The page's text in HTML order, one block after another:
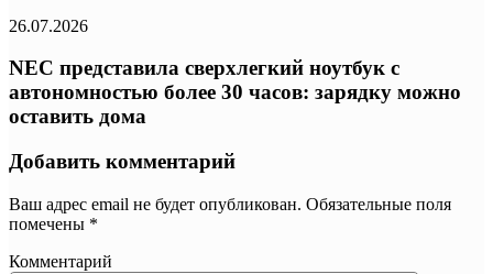
26.07.2026
NEC представила сверхлегкий ноутбук с
автономностью более 30 часов: зарядку можно
оставить дома
Добавить комментарий
Ваш адрес email не будет опубликован. Обязательные поля
помечены *
Комментарий